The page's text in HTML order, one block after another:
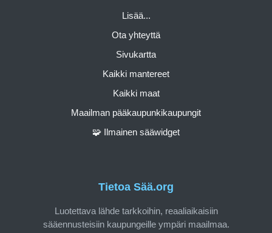
Tietoa Sää.org
Luotettava lähde tarkkoihin, reaaliaikaisiin
sääennusteisiin kaupungeille ympäri maailmaa.
Lisää...
Ota yhteyttä
Sivukartta
Kaikki mantereet
Kaikki maat
Maailman pääkaupunkikaupungit
🧩 Ilmainen sääwidget